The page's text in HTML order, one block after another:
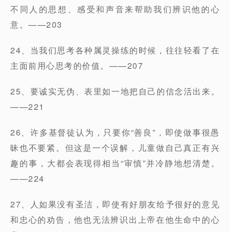
不同人的思想、感受和声音来帮助我们辨识他的心
意。——203
24、当我们思考各种属灵操练的时候，往往轻看了在
主面前用心思考的价值。——207
25、要诚实无伪、表里如一地把自己的信念活出来。
——221
26、许多基督徒认为，只要你“善良”，即使做事很愚
昧也不要紧。但这是一个误解，儿童做自己真正有兴
趣的事，大都会表现得相当“审慎”并冷静地想清楚。
——224
27、人如果没有圣洁，即使有好朋友给予很好的意见
和忠心的劝告，他也无法辨识出上帝在他生命中的心